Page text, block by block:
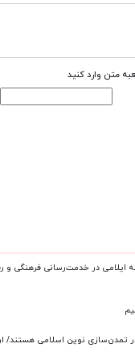
متن وارد کنید
از ۳۰۰ مبلغه ایلامی در خدمت‌رسانی
تمدن‌سازی نوین اسلامی هستند/